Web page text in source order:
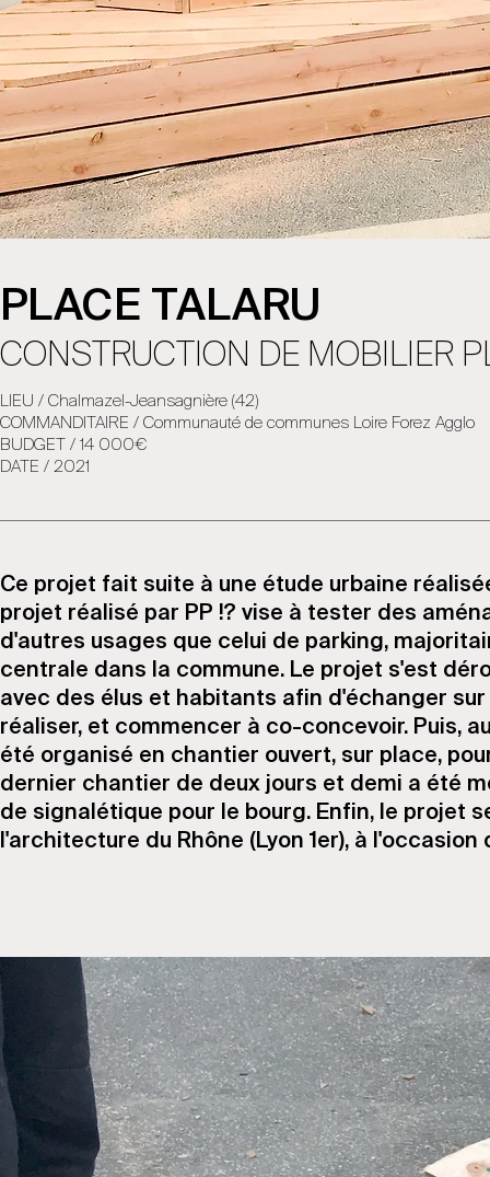
PLACE TALARU
CONSTRUCTION DE MOBILIER
LIEU / Chalmazel-Jeansagnière (42)
COMMANDITAIRE / Communauté de communes Loire Forez Agglo
BUDGET / 14 000€
DATE / 2021
Ce projet fait suite à une étude urbaine
projet réalisé par PP !? vise à tester des
d'autres usages que celui de parking,
centrale dans la commune. Le projet s'est
avec des élus et habitants afin d'échanger
réaliser, et commencer à co-concevoir. Puis,
été organisé en chantier ouvert, sur place,
dernier chantier de deux jours et demi a été
de signalétique pour le bourg. Enfin, le projet
l'architecture du Rhône (Lyon 1er), à